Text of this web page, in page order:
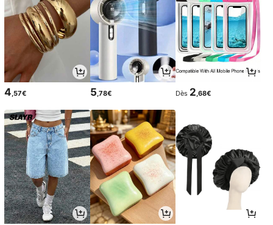
4,57€ 5,78€ Dès 2,68€